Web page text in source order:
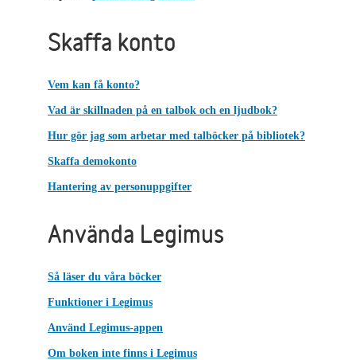
Skaffa konto
Vem kan få konto?
Vad är skillnaden på en talbok och en ljudbok?
Hur gör jag som arbetar med talböcker på bibliotek?
Skaffa demokonto
Hantering av personuppgifter
Använda Legimus
Så läser du våra böcker
Funktioner i Legimus
Använd Legimus-appen
Om boken inte finns i Legimus